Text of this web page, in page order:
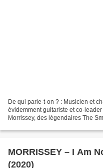
De qui parle-t-on ? : Musicien et
évidemment guitariste et co-
Morrissey, des légendaires The
MORRISSEY – I Am
(2020)